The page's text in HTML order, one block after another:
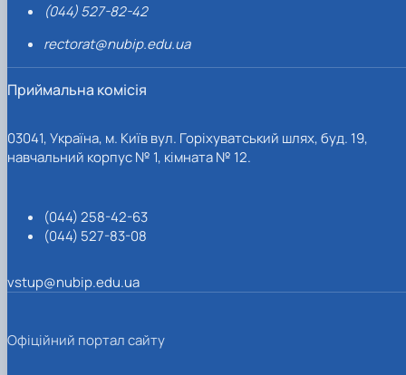
(044) 527-82-42
rectorat@nubip.edu.ua
Приймальна комісія
03041, Україна, м. Київ вул. Горіхуватський шлях, буд. 19,
навчальний корпус № 1, кімната № 12.
(044) 258-42-63
(044) 527-83-08
vstup@nubip.edu.ua
Офіційний портал сайту